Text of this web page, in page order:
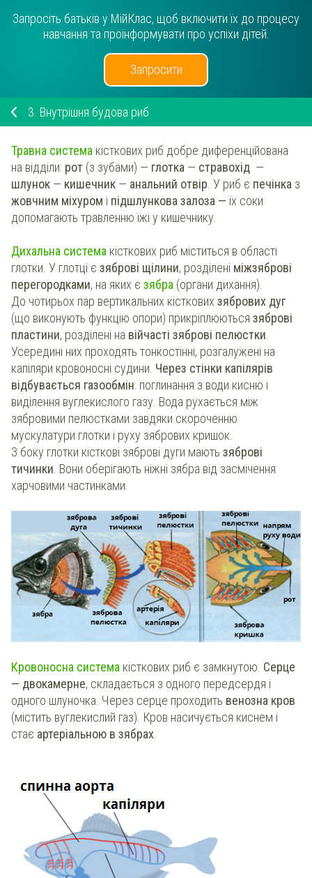
Запросіть батьків у МійКлас, щоб включити їх до процесу
навчання та проінформувати про успіхи дітей.
Запросити
3. Внутрішня будова риб
Травна система кісткових риб добре диференційована
на відділи: рот (з зубами) — глотка — стравохід —
шлунок — кишечник — анальний отвір. У риб є печінка з
жовчним міхуром і підшлункова залоза —їх соки
допомагають травленню їжі у кишечнику.
Дихальна система кісткових риб міститься в області
глотки. У глотці є зяброві щілини, розділені міжзяброві
перегородками, на яких є зябра (органи дихання).
До чотирьох пар вертикальних кісткових зябрових дуг
(що виконують функцію опори) прикріплюються зяброві
пластини, розділені на війчасті зяброві пелюстки.
Усередині них проходять тонкостінні, розгалужені на
капіляри кровоносні судини. Через стінки капілярів
відбувається газообмін: поглинання з води кисню і
виділення вуглекислого газу. Вода рухається між
зябровими пелюстками завдяки скороченню
мускулатури глотки і руху зябрових кришок.
З боку глотки кісткові зяброві дуги мають зяброві
тичинки. Вони оберігають ніжні зябра від засмічення
харчовими частинками.
Кровоносна система кісткових риб є замкнутою. Серце
— двокамерне, складається з одного передсердя і
одного шлуночка. Через серце проходить венозна кров
(містить вуглекислий газ). Кров насичується киснем і
стає артеріальною в зябрах.